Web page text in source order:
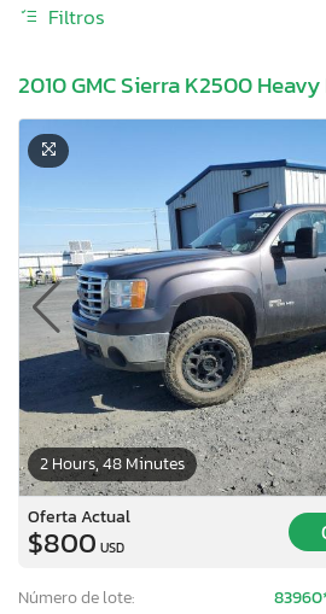
Filtros
2010 GMC Sierra K2500
2 Hours, 48 Minutes
Oferta Actual
$800 USD
Número de lote: